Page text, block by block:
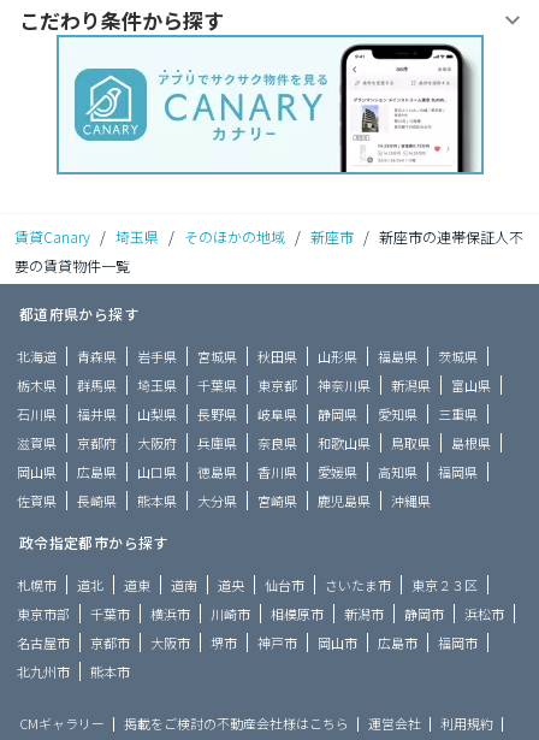
こだわり条件から探す
賃貸Canary / 埼玉県 / そのほかの地域 / 新座市 / 新座市の連帯保証人不
要の賃貸物件一覧
都道府県から探す
北海道 青森県 岩手県 宮城県 秋田県 山形県 福島県
茨城県
栃木県
群馬県 埼玉県 千葉県 東京都 神奈川県 新潟県
富山県
石川県
福井県 山梨県 長野県 岐阜県 静岡県 愛知県
三重県
滋賀県
京都府 大阪府 兵庫県 奈良県 和歌山県 鳥取県
島根県
岡山県
広島県 山口県 徳島県 香川県 愛媛県 高知県
福岡県
佐賀県
長崎県 熊本県 大分県 宮崎県 鹿児島県 沖縄県
政令指定都市から探す
札幌市 道北 道東 道南 道央 仙台市 さいたま市
東京２３区
東京市部
千葉市 横浜市 川崎市 相模原市 新潟市 静岡市
浜松市
名古屋市
京都市 大阪市 堺市 神戸市 岡山市 広島市
福岡市
北九州市
熊本市
CMギャラリー 掲載をご検討の不動産会社様はこちら 運営会社
利用規約